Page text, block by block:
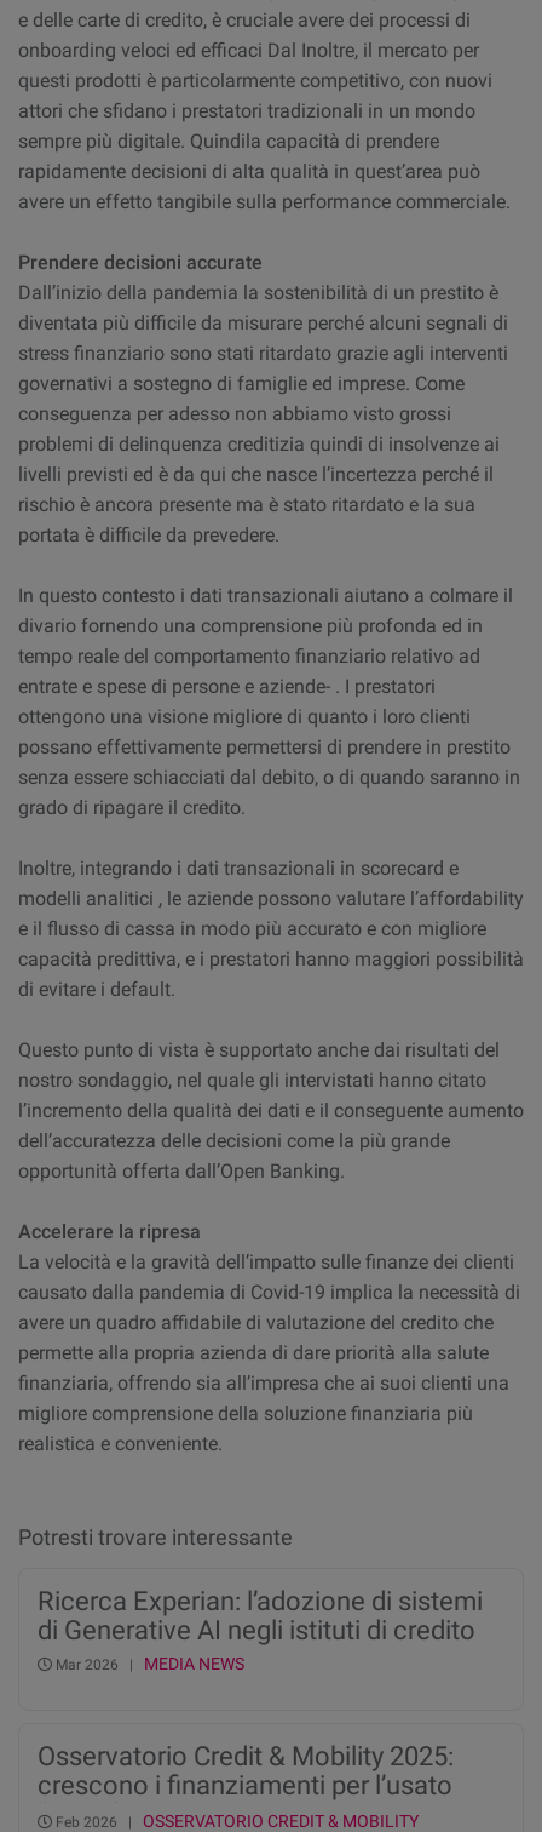
e delle carte di credito, è cruciale avere dei processi di
onboarding veloci ed efficaci Dal Inoltre, il mercato per
questi prodotti è particolarmente competitivo, con nuovi
attori che sfidano i prestatori tradizionali in un mondo
sempre più digitale. Quindila capacità di prendere
rapidamente decisioni di alta qualità in quest’area può
avere un effetto tangibile sulla performance commerciale.
Prendere decisioni accurate
Dall’inizio della pandemia la sostenibilità di un prestito è
diventata più difficile da misurare perché alcuni segnali di
stress finanziario sono stati ritardato grazie agli interventi
governativi a sostegno di famiglie ed imprese. Come
conseguenza per adesso non abbiamo visto grossi
problemi di delinquenza creditizia quindi di insolvenze ai
livelli previsti ed è da qui che nasce l’incertezza perché il
rischio è ancora presente ma è stato ritardato e la sua
portata è difficile da prevedere.
In questo contesto i dati transazionali aiutano a colmare il
divario fornendo una comprensione più profonda ed in
tempo reale del comportamento finanziario relativo ad
entrate e spese di persone e aziende- . I prestatori
ottengono una visione migliore di quanto i loro clienti
possano effettivamente permettersi di prendere in prestito
senza essere schiacciati dal debito, o di quando saranno in
grado di ripagare il credito.
Inoltre, integrando i dati transazionali in scorecard e
modelli analitici , le aziende possono valutare l’affordability
e il flusso di cassa in modo più accurato e con migliore
capacità predittiva, e i prestatori hanno maggiori possibilità
di evitare i default.
Questo punto di vista è supportato anche dai risultati del
nostro sondaggio, nel quale gli intervistati hanno citato
l’incremento della qualità dei dati e il conseguente aumento
dell’accuratezza delle decisioni come la più grande
opportunità offerta dall’Open Banking.
Accelerare la ripresa
La velocità e la gravità dell’impatto sulle finanze dei clienti
causato dalla pandemia di Covid-19 implica la necessità di
avere un quadro affidabile di valutazione del credito che
permette alla propria azienda di dare priorità alla salute
finanziaria, offrendo sia all’impresa che ai suoi clienti una
migliore comprensione della soluzione finanziaria più
realistica e conveniente.
Potresti trovare interessante
Ricerca Experian: l’adozione di sistemi
di Generative AI negli istituti di credito
Mar 2026 | MEDIA NEWS
Osservatorio Credit & Mobility 2025:
crescono i finanziamenti per l’usato
(+4,5%) mentre il mercato del nuovo si
Feb 2026 | OSSERVATORIO CREDIT & MOBILITY